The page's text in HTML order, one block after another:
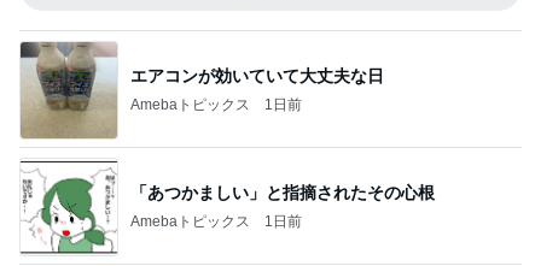
エアコンが効いていて大丈夫な日
Amebaトピックス 1日前
「あつかましい」と指摘されたその心根
Amebaトピックス 1日前